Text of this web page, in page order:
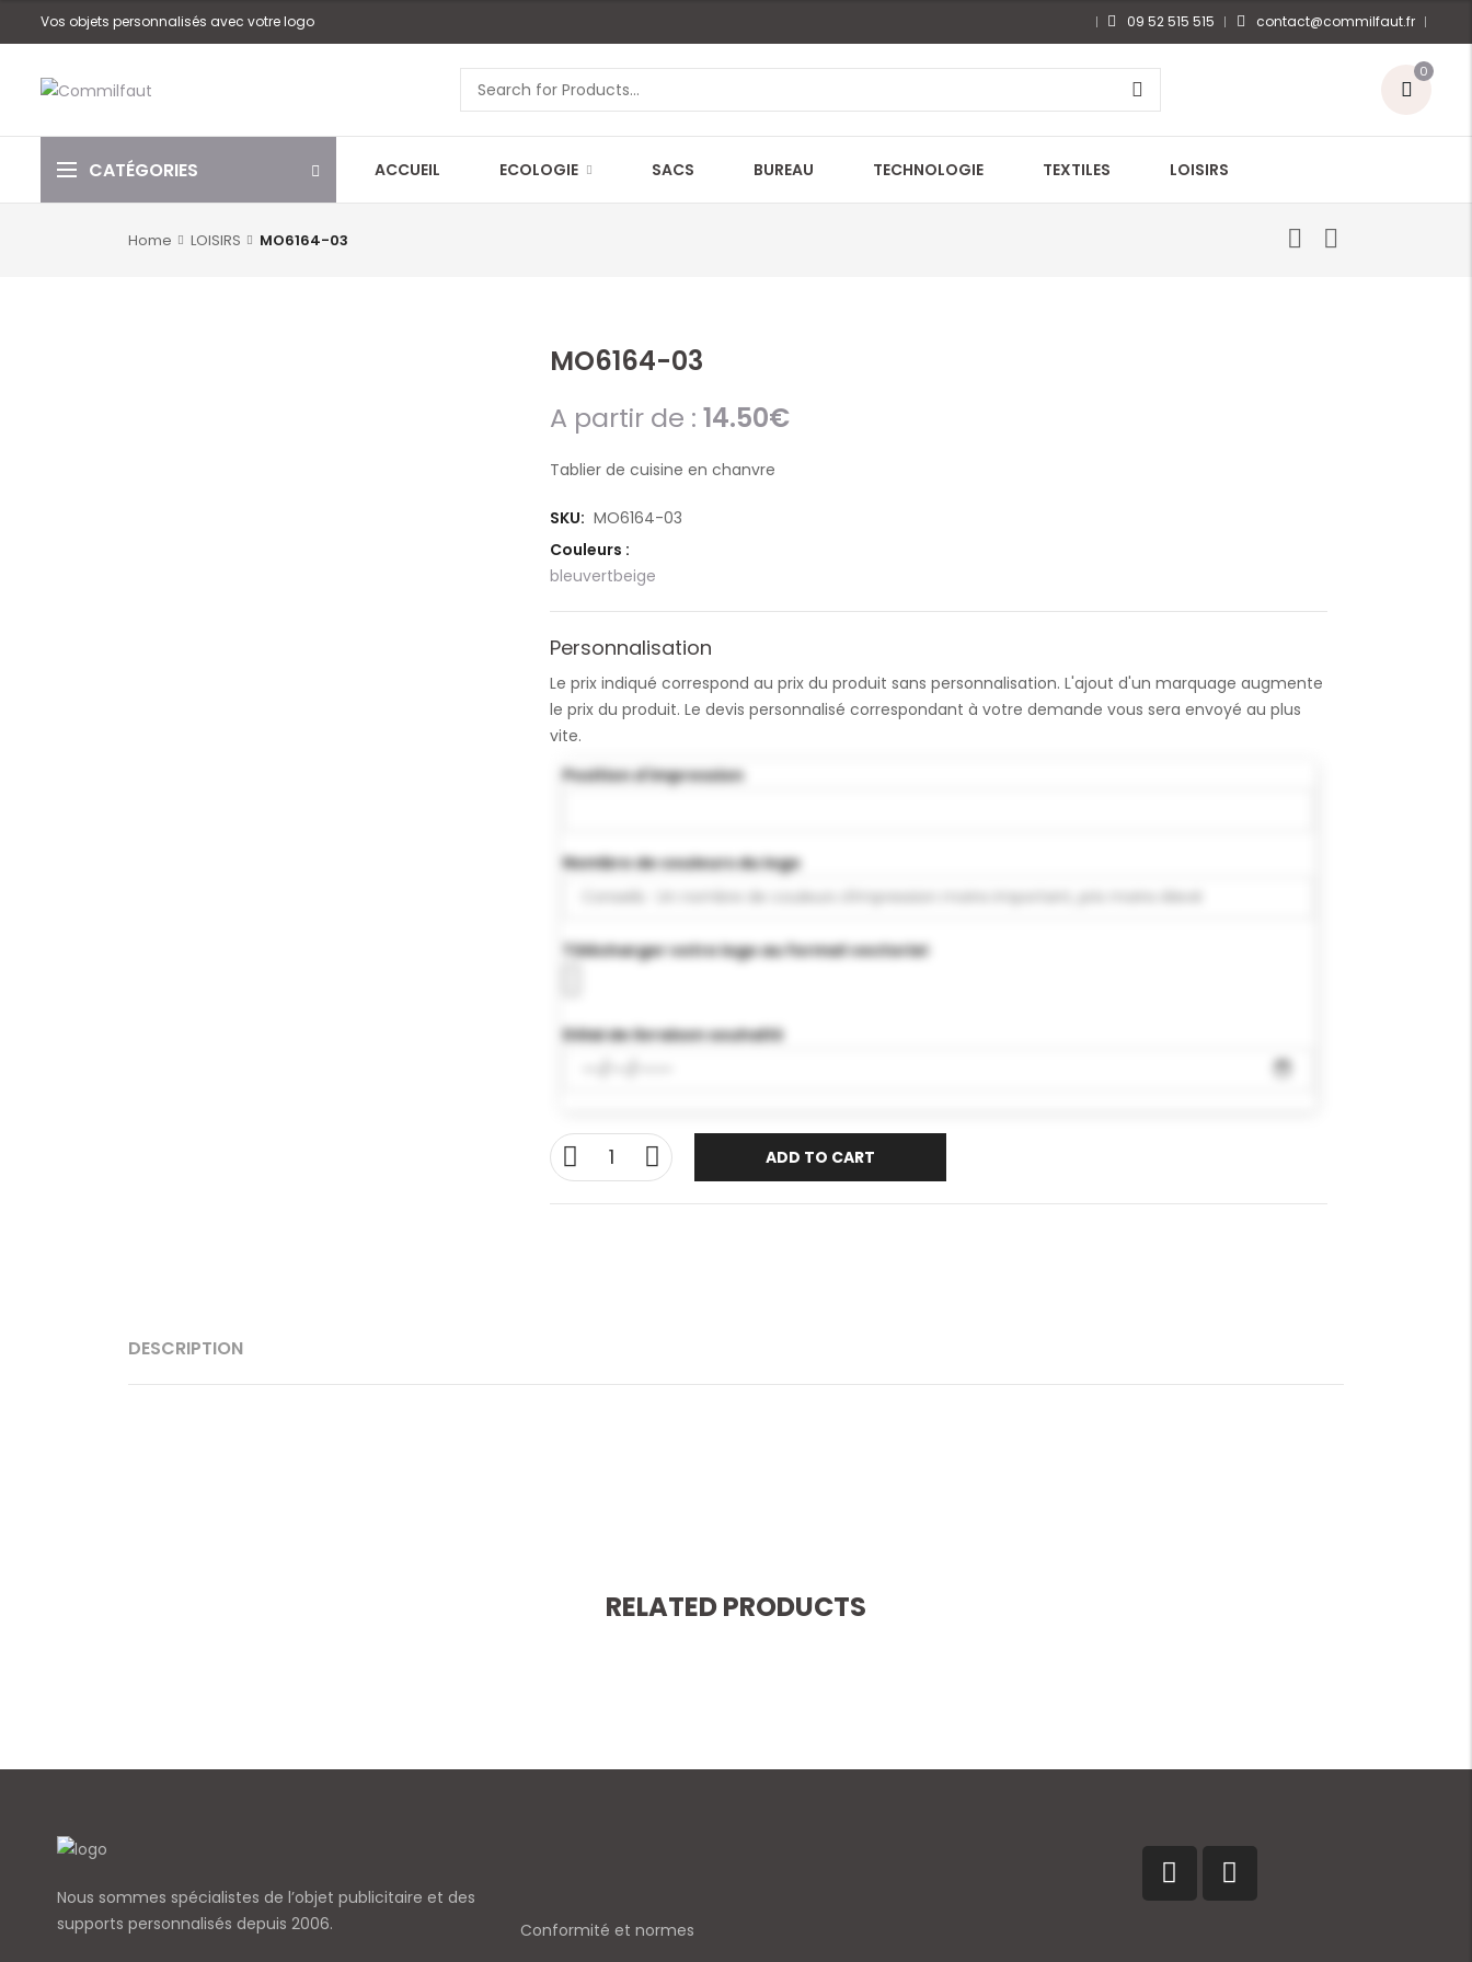
Vos objets personnalisés avec votre logo 09 52 515 515 contact@commilfaut.fr
0
CATÉGORIES ACCUEIL ECOLOGIE SACS BUREAU TECHNOLOGIE TEXTILES LOISIRS
Home LOISIRS MO6164-03
MO6164-03
A partir de : 14.50€
Tablier de cuisine en chanvre
SKU: MO6164-03
Couleurs :
bleuvertbeige
Personnalisation
Le prix indiqué correspond au prix du produit sans personnalisation. L'ajout d'un marquage augmente
le prix du produit. Le devis personnalisé correspondant à votre demande vous sera envoyé au plus
vite.
Position d'impression
Nombre de couleurs du logo
Télécharger votre logo au format vectoriel
Délai de livraison souhaité
ADD TO CART
DESCRIPTION
RELATED PRODUCTS
Nous sommes spécialistes de l’objet publicitaire et des
supports personnalisés depuis 2006.
Conformité et normes